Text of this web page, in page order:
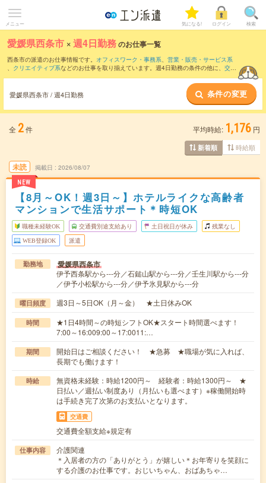
メニュー 気になる! ログイン 検索
愛媛県西条市 ×週4日勤務のお仕事一覧
西条市の派遣のお仕事情報です。 オフィスワーク・事務系、 営業・販売・サービス系
、 クリエイティブ系などのお仕事を取り揃えています。週4日勤務の条件の他に、 交通
愛媛県西条市 / 週4日勤務 条件の変更
全 2件 平均時給: 1,176 円
新着順 時給順
未読
NEW
掲載日 2026/08/07
【8月～OK！週3日～】ホテルライクな高齢者
マンションで生活サポート＊時短OK
職種未経験OK 交通費別途支給あり 土日祝日が休み 残業なし
WEB登録OK 派遣
勤務地 愛媛県西条市
伊予西条駅から---分／石鎚山駅から---分／壬生川駅から---分
／伊予小松駅から---分／伊予氷見駅から---分
曜日頻度 週3日～5日OK（月～金） ★土日休みOK
時間
★1日4時間～の時短シフトOK★スタート時間選べます！
7:00～16:009:00～17:0011:…
期間
開始日はご相談ください！ ★急募 ★職場が気に入れば、
長期でも働けます！
時給
無資格未経験：時給1200円～ 経験者：時給1300円～ ★
日払い／週払い制度あり（月払いも選べます）※稼働開始時
は手続き完了次第のお支払いとなります。
交通費
交通費全額支給※規定有
仕事内容
介護関連
＊入居者の方の「ありがとう」が嬉しい＊お年寄りを笑顔に
する介護のお仕事です。おじいちゃん、おばあちゃ…